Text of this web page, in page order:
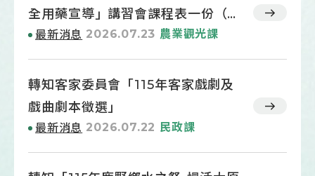
及生物安全措施
全用藥宣導」講習會課程表一份（如
附件）
最新消息 2026.07.23 農業觀光課
轉知客家委員會「115年客家戲劇及
戲曲劇本徵選」
最新消息 2026.07.22 民政課